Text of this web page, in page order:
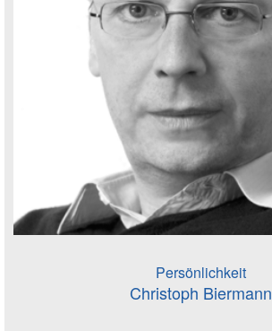
Persönlichkeit
Christoph Biermann